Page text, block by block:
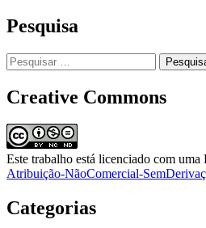
Pesquisa
Pesquisar
por:
Creative Commons
Este trabalho está licenciado com uma
Atribuição-NãoComercial-
Categorias